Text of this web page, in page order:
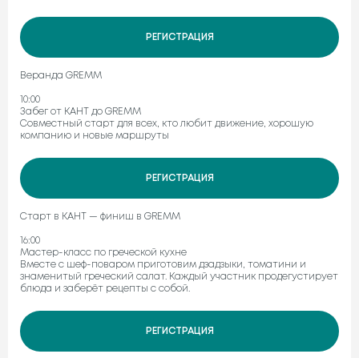
РЕГИСТРАЦИЯ
Веранда GREMM
10:00
Забег от КАНТ до GREMM
Совместный старт для всех, кто любит движение, хорошую
компанию и новые маршруты
РЕГИСТРАЦИЯ
Старт в КАНТ — финиш в GREMM
16:00
Мастер-класс по греческой кухне
Вместе с шеф-поваром приготовим дзадзыки, томатини и
знаменитый греческий салат. Каждый участник продегустирует
блюда и заберёт рецепты с собой.
РЕГИСТРАЦИЯ